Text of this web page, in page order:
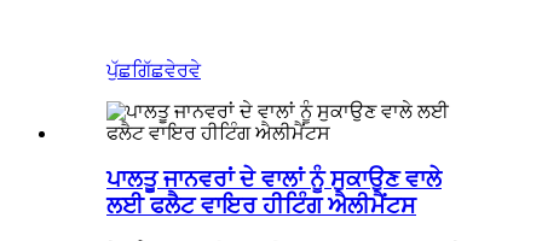
ਪੁੱਛਗਿੱਛਵੇਰਵੇ
ਪਾਲਤੂ ਜਾਨਵਰਾਂ ਦੇ ਵਾਲਾਂ ਨੂੰ ਸੁਕਾਉਣ ਵਾਲੇ
ਲਈ ਫਲੈਟ ਵਾਇਰ ਹੀਟਿੰਗ ਐਲੀਮੈਂਟਸ